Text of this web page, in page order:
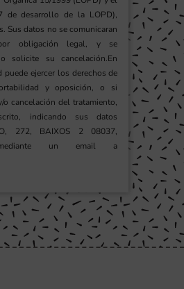
de desarrollo de la LOPD),
Sus datos no se comunicaran
obligación legal, y se
solicite su cancelación.En
ejercer los derechos de
y oposición, o si
cancelación del tratamiento,
indicando sus datos
272, BAIXOS 2 08037,
un email a